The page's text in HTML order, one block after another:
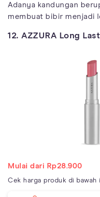
Adanya kandungan
membuat bibir menjadi
12. AZZURA Long
Mulai dari Rp28.900
Cek harga produk di bawah